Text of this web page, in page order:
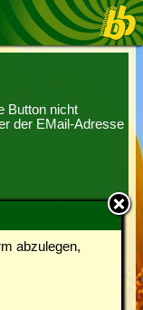
abzulegen,